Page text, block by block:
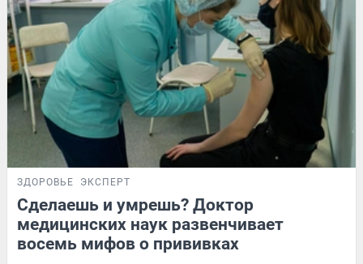
ЗДОРОВЬЕ ЭКСПЕРТ
Сделаешь и умрешь? Доктор
медицинских наук развенчивает
восемь мифов о прививках